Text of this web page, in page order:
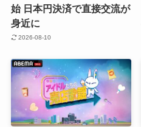
始 日本円決済で直接交流が
身近に
2026-08-10